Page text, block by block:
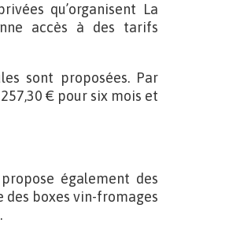
qu’organisent La
accès à des tarifs
sont proposées. Par
€ pour six mois et
également des
des boxes vin-fromages